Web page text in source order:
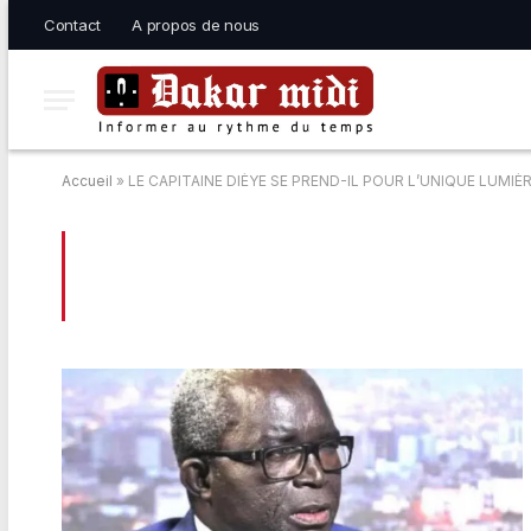
Contact A propos de nous
Accueil » LE CAPITAINE DIÈYE SE PREND-IL POUR L’UNIQUE